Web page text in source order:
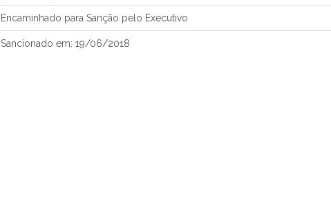
Encaminhado para Sanção pelo Executivo
Sancionado em: 19/06/2018